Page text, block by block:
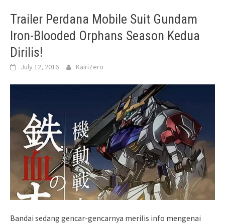
Trailer Perdana Mobile Suit Gundam
Iron-Blooded Orphans Season Kedua
Dirilis!
July 12, 2016 KairiZero
Bandai sedang gencar-gencarnya merilis info mengenai